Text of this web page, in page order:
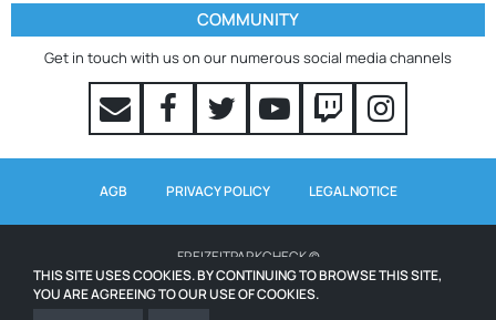
COMMUNITY
Get in touch with us on our numerous social media channels
AGB PRIVACY POLICY LEGAL NOTICE
FREIZEITPARKCHECK ©
WAITING TIMES POWERED BY QUEUE-TIMES.COM
ICONS FROM WWW.ICONS8.COM
THIS SITE USES COOKIES. BY CONTINUING TO BROWSE THIS SITE,
YOU ARE AGREEING TO OUR USE OF COOKIES.